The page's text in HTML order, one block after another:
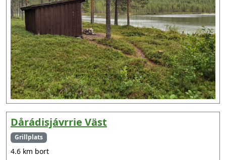
Dårádisjávrrie Väst
Grillplats
4.6 km bort